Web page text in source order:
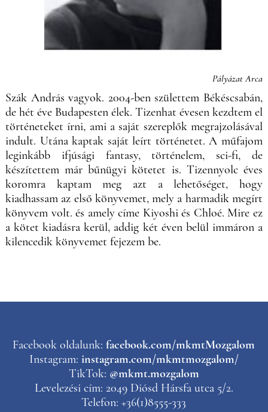
Pályázat Arca
Szák András vagyok. 2004-ben születtem Békéscsabán,
de hét éve Budapesten élek. Tizenhat évesen kezdtem el
történeteket írni, ami a saját szereplők megrajzolásával
indult. Utána kaptak saját leírt történetet. A műfajom
leginkább ifjúsági fantasy, történelem, sci-fi, de
készítettem már bűnügyi kötetet is. Tizennyolc éves
koromra kaptam meg azt a lehetőséget, hogy
kiadhassam az első könyvemet, mely a harmadik megírt
könyvem volt. és amely címe Kiyoshi és Chloé. Mire ez
a kötet kiadásra kerül, addig két éven belül immáron a
kilencedik könyvemet fejezem be.
Facebook oldalunk:facebook.com/mkmtMozgalom
Instagram: instagram.com/mkmtmozgalom/
TikTok: @mkmt.mozgalom
Levelezési cím: 2049 Diósd Hársfa utca 5/2.
Telefon: +36(1)8555-333